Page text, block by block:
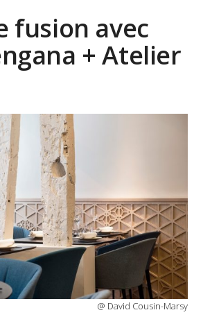
fusion avec
+ Atelier
@ David Cousin-Marsy